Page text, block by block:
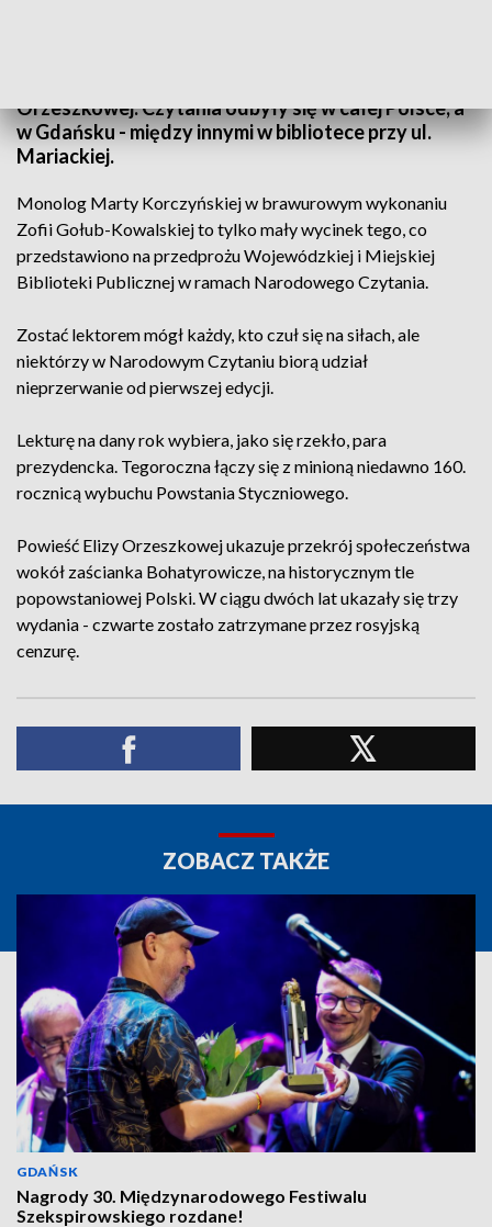
Orzeszkowej. Czytania odbyły się w całej Polsce, a
w Gdańsku - między innymi w bibliotece przy ul.
Mariackiej.
Monolog Marty Korczyńskiej w brawurowym wykonaniu
Zofii Gołub-Kowalskiej to tylko mały wycinek tego, co
przedstawiono na przedprożu Wojewódzkiej i Miejskiej
Biblioteki Publicznej w ramach Narodowego Czytania.
Zostać lektorem mógł każdy, kto czuł się na siłach, ale
niektórzy w Narodowym Czytaniu biorą udział
nieprzerwanie od pierwszej edycji.
Lekturę na dany rok wybiera, jako się rzekło, para
prezydencka. Tegoroczna łączy się z minioną niedawno 160.
rocznicą wybuchu Powstania Styczniowego.
Powieść Elizy Orzeszkowej ukazuje przekrój społeczeństwa
wokół zaścianka Bohatyrowicze, na historycznym tle
popowstaniowej Polski. W ciągu dwóch lat ukazały się trzy
wydania - czwarte zostało zatrzymane przez rosyjską
cenzurę.
ZOBACZ TAKŻE
GDAŃSK
Nagrody 30. Międzynarodowego Festiwalu
Szekspirowskiego rozdane!